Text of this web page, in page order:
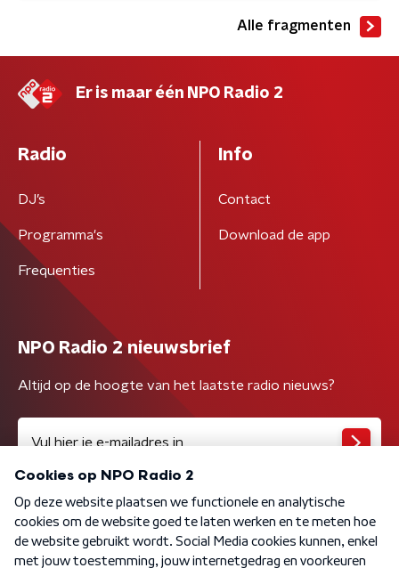
Alle fragmenten
Er is maar één NPO Radio 2
Radio
DJ’s
Programma's
Frequenties
Info
Contact
Download de app
NPO Radio 2 nieuwsbrief
Altijd op de hoogte van het laatste radio nieuws?
Algemene voorwaarden